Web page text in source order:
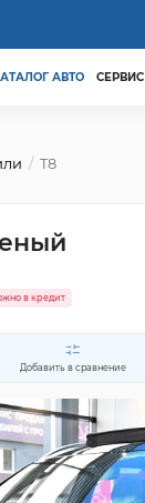
АВТО СЕРВИС
T8
в кредит
Добавить в сравнение